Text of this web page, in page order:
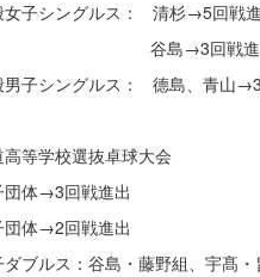
子シングルス： 清杉→5回戦
→3回戦進出、宇
子シングルス： 德島、青山
等学校選抜卓球大会
体→3回戦進出
体→2回戦進出
ブルス：谷島・藤野組、宇髙